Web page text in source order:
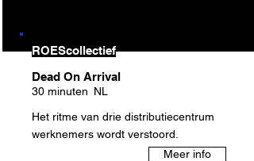
ROEScollectief
30 minuten
Dead On Arrival
NL
Het ritme van drie distributiecentrum
werknemers wordt verstoord.
Meer info